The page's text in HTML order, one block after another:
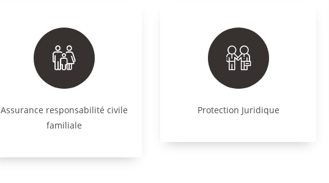
Assurance responsabilité civile
familiale
Protection Juridique